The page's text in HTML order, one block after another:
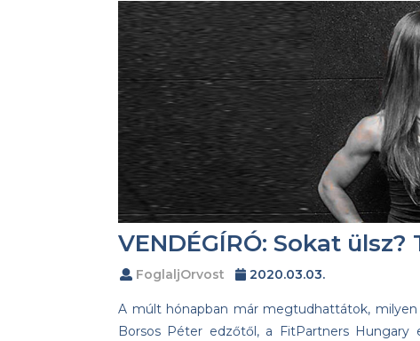
VENDÉGÍRÓ: Sokat
FoglaljOrvost 2020.03.03.
A múlt hónapban már megtudhattátok,
Borsos Péter edzőtől, a FitPartners